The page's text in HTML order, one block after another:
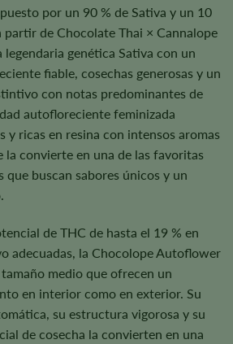
por un 90 % de Sativa y un 10
partir de Chocolate Thai × Cannalope
legendaria genética Sativa con un
fiable, cosechas generosas y un
con notas predominantes de
autofloreciente feminizada
y ricas en resina con intensos aromas
la convierte en una de las favoritas
buscan sabores únicos y un
de THC de hasta el 19 % en
adecuadas, la Chocolope Autoflower
medio que ofrecen un
en interior como en exterior. Su
su estructura vigorosa y su
de cosecha la convierten en una